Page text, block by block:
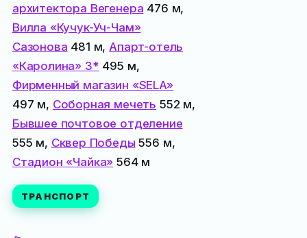
архитектора Вегенера 476 м,
Вилла «Кучук-Уч-Чам»
Сазонова 481 м, Апарт-отель
«Каролина» 3* 495 м,
Фирменный магазин «SELA»
497 м, Соборная мечеть 552 м,
Бывшее почтовое отделение
555 м, Сквер Победы 556 м,
Стадион «Чайка» 564 м
ТРАНСПОРТ